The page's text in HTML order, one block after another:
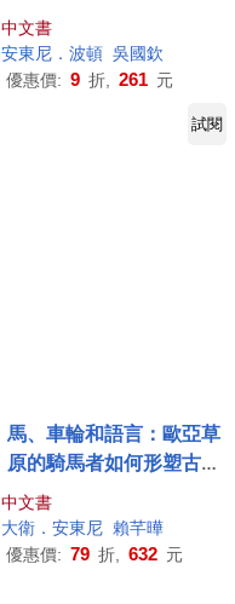
中文書
安東尼．波頓 吳國欽
優惠價: 9 折, 261 元
試閱
馬、車輪和語言：歐亞草
原的騎馬者如何形塑古代
文明與現代世界
中文書
大衛． 安東尼 賴芊曄
優惠價: 79 折, 632 元